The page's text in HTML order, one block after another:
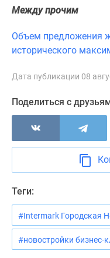
Медиа
Новости
Мнение
эксперта
Аналитика
Покупателю
авторы
проекте
Контакты
Между прочим
Объем предложения
исторического
Дата публикации 08
Поделиться с
Теги:
#Intermark Городская
#новостройки бизнес-